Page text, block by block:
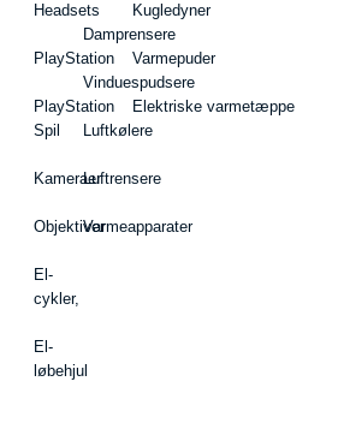
Headsets
PlayStation
PlayStation
Spil
Kameraer
Objektiver
El-
cykler,
El-
løbehjul
Damprensere
Vinduespudsere
Luftkølere
Luftrensere
Varmeapparater
Kugledyner
Varmepuder
Elektriske varmetæppe